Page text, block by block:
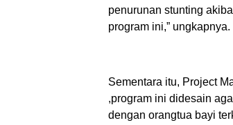
penurunan stunting
program ini,” ungkapnya.
Sementara itu, Project
,program ini didesain
dengan orangtua bayi